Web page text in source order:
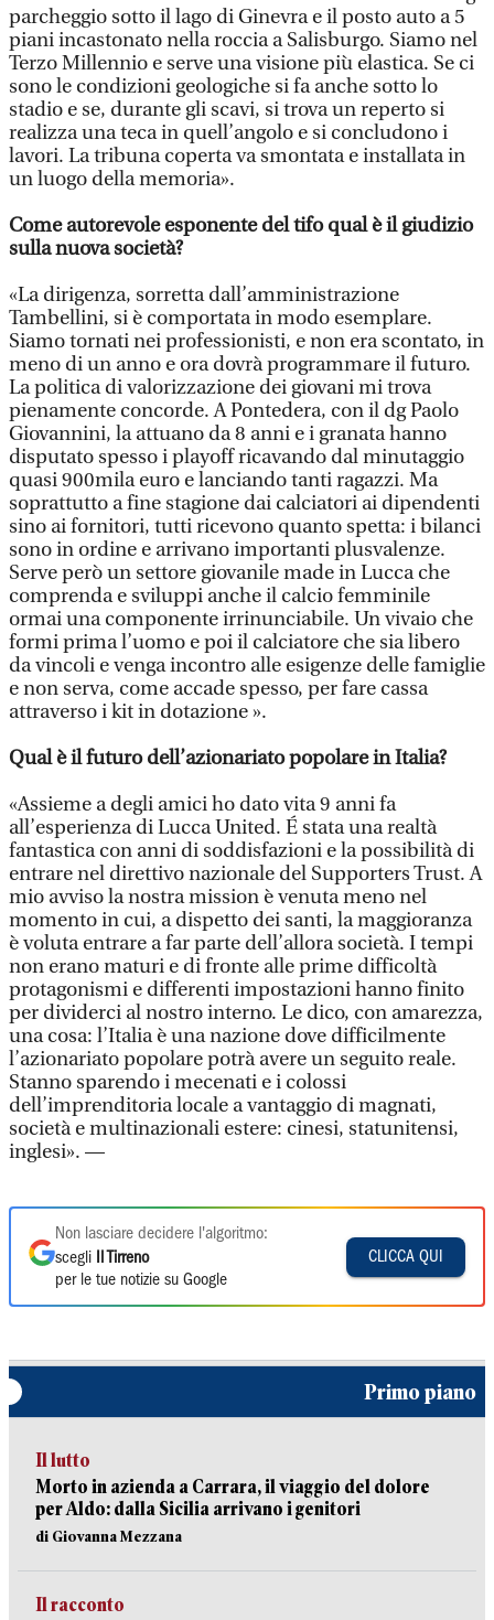
parcheggio sotto il lago di Ginevra e il posto auto a 5
piani incastonato nella roccia a Salisburgo. Siamo nel
Terzo Millennio e serve una visione più elastica. Se ci
sono le condizioni geologiche si fa anche sotto lo
stadio e se, durante gli scavi, si trova un reperto si
realizza una teca in quell’angolo e si concludono i
lavori. La tribuna coperta va smontata e installata in
un luogo della memoria».
Come autorevole esponente del tifo qual è il giudizio
sulla nuova società?
«La dirigenza, sorretta dall’amministrazione
Tambellini, si è comportata in modo esemplare.
Siamo tornati nei professionisti, e non era scontato, in
meno di un anno e ora dovrà programmare il futuro.
La politica di valorizzazione dei giovani mi trova
pienamente concorde. A Pontedera, con il dg Paolo
Giovannini, la attuano da 8 anni e i granata hanno
disputato spesso i playoff ricavando dal minutaggio
quasi 900mila euro e lanciando tanti ragazzi. Ma
soprattutto a fine stagione dai calciatori ai dipendenti
sino ai fornitori, tutti ricevono quanto spetta: i bilanci
sono in ordine e arrivano importanti plusvalenze.
Serve però un settore giovanile made in Lucca che
comprenda e sviluppi anche il calcio femminile
ormai una componente irrinunciabile. Un vivaio che
formi prima l’uomo e poi il calciatore che sia libero
da vincoli e venga incontro alle esigenze delle famiglie
e non serva, come accade spesso, per fare cassa
attraverso i kit in dotazione ».
Qual è il futuro dell’azionariato popolare in Italia?
«Assieme a degli amici ho dato vita 9 anni fa
all’esperienza di Lucca United. É stata una realtà
fantastica con anni di soddisfazioni e la possibilità di
entrare nel direttivo nazionale del Supporters Trust. A
mio avviso la nostra mission è venuta meno nel
momento in cui, a dispetto dei santi, la maggioranza
è voluta entrare a far parte dell’allora società. I tempi
non erano maturi e di fronte alle prime difficoltà
protagonismi e differenti impostazioni hanno finito
per dividerci al nostro interno. Le dico, con amarezza,
una cosa: l’Italia è una nazione dove difficilmente
l’azionariato popolare potrà avere un seguito reale.
Stanno sparendo i mecenati e i colossi
dell’imprenditoria locale a vantaggio di magnati,
società e multinazionali estere: cinesi, statunitensi,
inglesi». —
Non lasciare decidere l'algoritmo:
scegli
Il Tirreno
per le tue notizie su Google
CLICCA QUI
Primo piano
Il lutto
Morto in azienda a Carrara, il viaggio del dolore
per Aldo: dalla Sicilia arrivano i genitori
di Giovanna Mezzana
Il racconto